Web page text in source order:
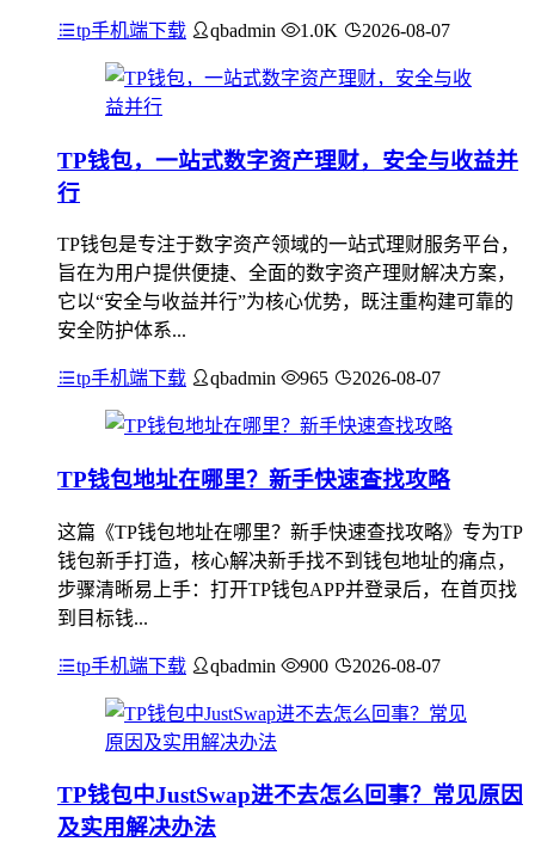
tp手机端下载 qbadmin 1.0K 2026-08-07
TP钱包，一站式数字资产理财，安全与收益并
行
TP钱包是专注于数字资产领域的一站式理财服务平台，
旨在为用户提供便捷、全面的数字资产理财解决方案，
它以“安全与收益并行”为核心优势，既注重构建可靠的
安全防护体系...
tp手机端下载 qbadmin 965 2026-08-07
TP钱包地址在哪里？新手快速查找攻略
这篇《TP钱包地址在哪里？新手快速查找攻略》专为TP
钱包新手打造，核心解决新手找不到钱包地址的痛点，
步骤清晰易上手：打开TP钱包APP并登录后，在首页找
到目标钱...
tp手机端下载 qbadmin 900 2026-08-07
TP钱包中JustSwap进不去怎么回事？常见原因
及实用解决办法